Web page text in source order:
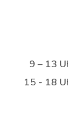
9 – 13
15 - 18